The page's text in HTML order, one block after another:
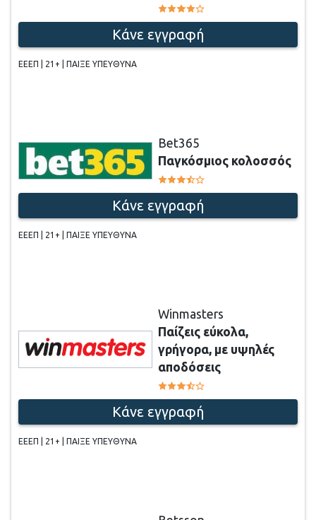
Κάνε εγγραφή
ΕΕΕΠ | 21+ | ΠΑΙΞΕ ΥΠΕΥΘΥΝΑ
Bet365
Παγκόσμιος κολοσσός
Κάνε εγγραφή
ΕΕΕΠ | 21+ | ΠΑΙΞΕ ΥΠΕΥΘΥΝΑ
Winmasters
Παίζεις εύκολα,
γρήγορα, με υψηλές
αποδόσεις
Κάνε εγγραφή
ΕΕΕΠ | 21+ | ΠΑΙΞΕ ΥΠΕΥΘΥΝΑ